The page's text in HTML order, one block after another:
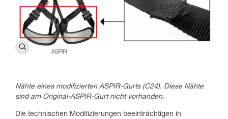
Nähte eines modifizierten ASPIR-Gurts (C24). Diese Nähte
sind am Original-ASPIR-Gurt nicht vorhanden.
Die technischen Modifizierungen beeinträchtigen in